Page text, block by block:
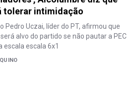
tolerar intimidação
Pedro Uczai, líder do PT, afirmou que
alvo do partido se não pautar a PEC
escala escala 6x1